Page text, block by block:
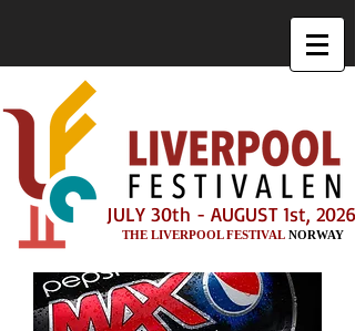
JULY 30th - AUGUST 1st, 2026
THE LIVERPOOL FESTIVAL NORWAY